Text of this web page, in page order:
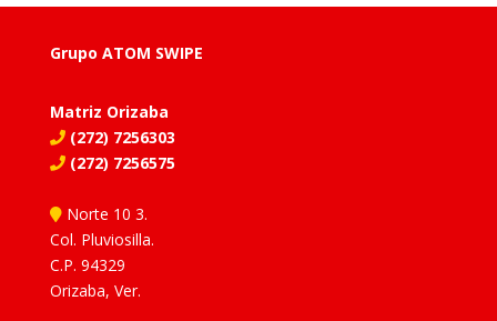
Grupo ATOM SWIPE
Matriz Orizaba
(272) 7256303
(272) 7256575
Norte 10 3.
Col. Pluviosilla.
C.P. 94329
Orizaba, Ver.